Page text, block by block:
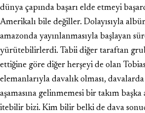
dünya çapında başarı elde etmeyi
Amerikalı bile değiller. Dolayısıyla
amazonda yayınlanmasıyla başlayan
yürütebilirlerdi. Tabii diğer taraftan
ettiğine göre diğer herşeyi de olan
elemanlarıyla davalık olması,
aşamasına gelinmemesi bir takım
itebilir bizi. Kim bilir belki de dava